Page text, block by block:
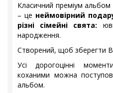
Класичний преміум
– це неймовірний
різні сімейні свята:
народження.
Створений, щоб зберегти
Усі дорогоцінні
коханими можна
альбом.